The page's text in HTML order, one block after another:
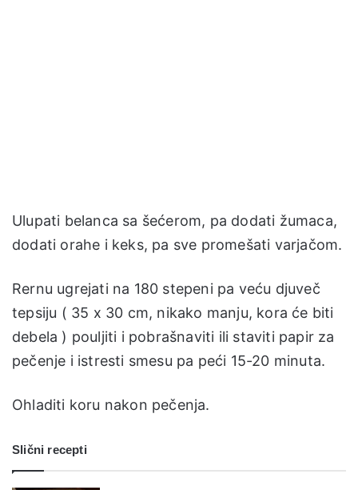
Ulupati belanca sa šećerom, pa dodati žumaca,
dodati orahe i keks, pa sve promešati varjačom.
Rernu ugrejati na 180 stepeni pa veću djuveč
tepsiju ( 35 x 30 cm, nikako manju, kora će biti
debela ) pouljiti i pobrašnaviti ili staviti papir za
pečenje i istresti smesu pa peći 15-20 minuta.
Ohladiti koru nakon pečenja.
Slični recepti